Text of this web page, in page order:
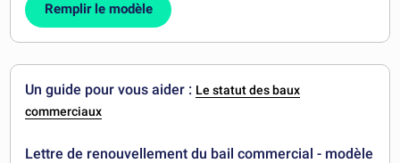
Remplir le modèle
Un guide pour vous aider : Le statut des baux
commerciaux
Lettre de renouvellement du bail commercial - modèle